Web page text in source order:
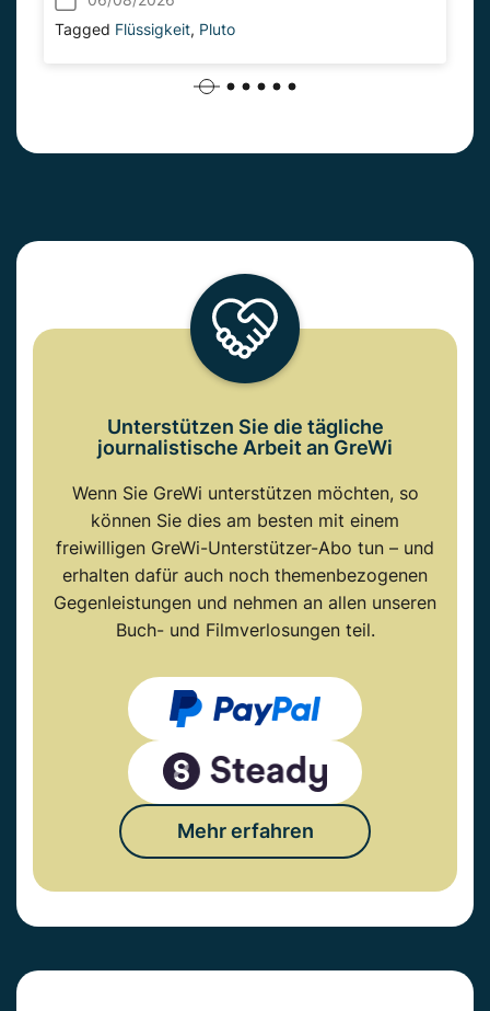
Tagged Flüssigkeit, Pluto
Unterstützen Sie die tägliche
journalistische Arbeit an GreWi
Wenn Sie GreWi unterstützen möchten, so
können Sie dies am besten mit einem
freiwilligen GreWi-Unterstützer-Abo tun – und
erhalten dafür auch noch themenbezogenen
Gegenleistungen und nehmen an allen unseren
Buch- und Filmverlosungen teil.
Mehr erfahren